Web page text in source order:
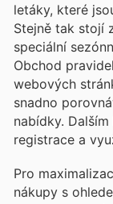
letáky, které
Stejně tak stojí
speciální
Obchod
webových
snadno
nabídky.
registrace a
Pro
nákupy s